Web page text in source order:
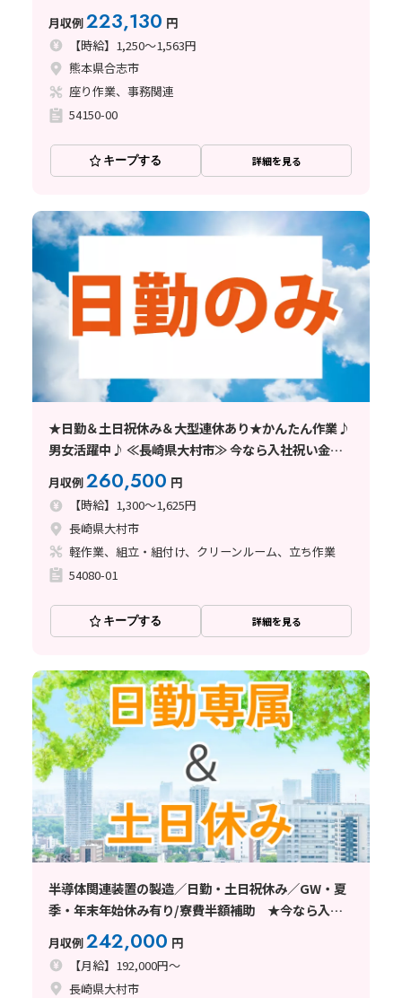
月収例223,130 円
【時給】1,250～1,563円
熊本県合志市
座り作業、事務関連
54150-00
キープする 詳細を見る
★日勤＆土日祝休み＆大型連休あり★かんたん作業♪
男女活躍中♪ ≪長崎県大村市≫ 今なら入社祝い金
（最大6万円）あり！
月収例260,500 円
【時給】1,300～1,625円
長崎県大村市
軽作業、組立・組付け、クリーンルーム、立ち作業
54080-01
キープする 詳細を見る
半導体関連装置の製造／日勤・土日祝休み／GW・夏
季・年末年始休み有り/寮費半額補助 ★今なら入社
祝い金あり！
月収例242,000 円
【月給】192,000円～
長崎県大村市